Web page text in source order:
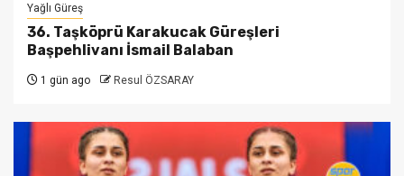
Yağlı Güreş
36. Taşköprü Karakucak Güreşleri
Başpehlivanı İsmail Balaban
1 gün ago Resul ÖZSARAY